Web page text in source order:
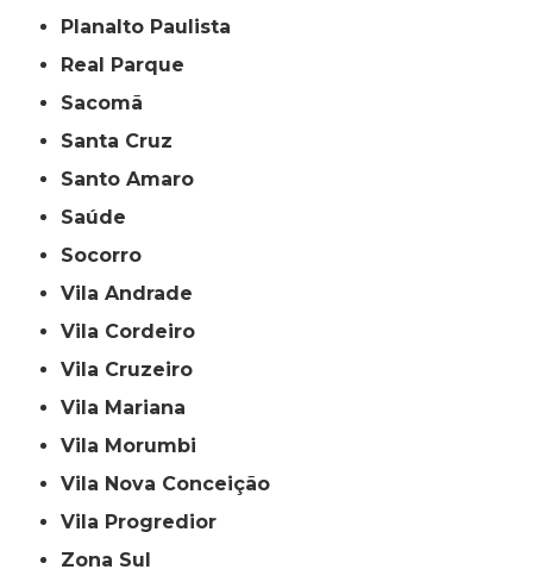
Planalto Paulista
Real Parque
Sacomã
Santa Cruz
Santo Amaro
Saúde
Socorro
Vila Andrade
Vila Cordeiro
Vila Cruzeiro
Vila Mariana
Vila Morumbi
Vila Nova Conceição
Vila Progredior
Zona Sul